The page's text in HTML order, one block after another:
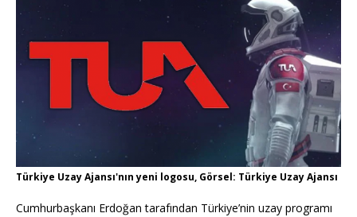
Türkiye Uzay Ajansı'nın yeni logosu, Görsel: Türkiye Uzay Ajansı
Cumhurbaşkanı Erdoğan tarafından Türkiye’nin uzay programı